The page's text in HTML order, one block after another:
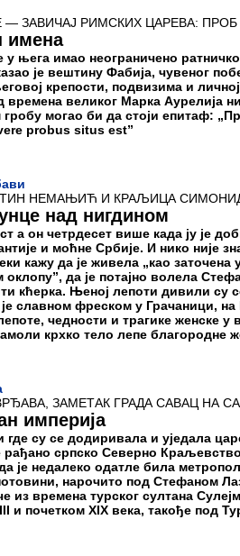
— ЗАВИЧАЈ РИМСКИХ ЦАРЕВА: ПРОБ
имена
у њега имао неограничено
је вештину Фабија, чувеног
крепости, подвизима и
времена великог Марка Аурелија
могао би да стоји епитаф:
probus situs est”
НЕМАЊИЋ И КРАЉИЦА
над нигдином
а он четрдесет више када ју је
и моћне Србије. И нико није
кажу да је живела „као
да је потајно волела
кћерка. Њеној лепоти дивили су
славном фреском у Грачаници,
чедности и трагике женске у
крхко тело лепе благородне
ЗАМЕТАК ГРАДА САВАЦ НА
империја
где су се додиривала и уједала
рађано српско Северно
је недалеко одатле била
нарочито под Стефаном
из времена турског султана
и почетком XIX века, такође под